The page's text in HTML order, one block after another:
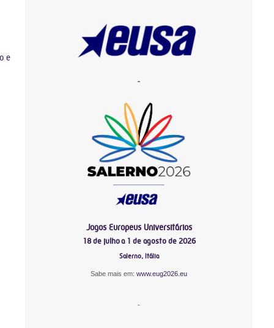
e
-
Jogos Europeus Universitários
18 de julho a 1 de agosto de 2026
Salerno, Itália
Sabe mais em:www.eug2026.eu
-